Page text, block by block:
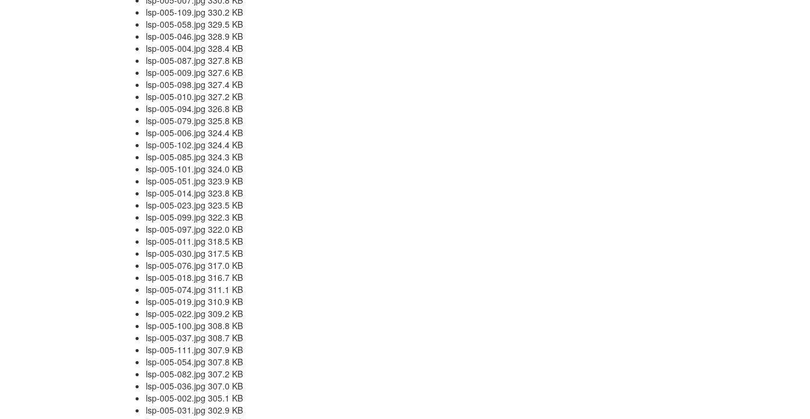
lsp-005-109.jpg 330.2 KB
lsp-005-058.jpg 329.5 KB
lsp-005-046.jpg 328.9 KB
lsp-005-004.jpg 328.4 KB
lsp-005-087.jpg 327.8 KB
lsp-005-009.jpg 327.6 KB
lsp-005-098.jpg 327.4 KB
lsp-005-010.jpg 327.2 KB
lsp-005-094.jpg 326.8 KB
lsp-005-079.jpg 325.8 KB
lsp-005-006.jpg 324.4 KB
lsp-005-102.jpg 324.4 KB
lsp-005-085.jpg 324.3 KB
lsp-005-101.jpg 324.0 KB
lsp-005-051.jpg 323.9 KB
lsp-005-014.jpg 323.8 KB
lsp-005-023.jpg 323.5 KB
lsp-005-099.jpg 322.3 KB
lsp-005-097.jpg 322.0 KB
lsp-005-011.jpg 318.5 KB
lsp-005-030.jpg 317.5 KB
lsp-005-076.jpg 317.0 KB
lsp-005-018.jpg 316.7 KB
lsp-005-074.jpg 311.1 KB
lsp-005-019.jpg 310.9 KB
lsp-005-022.jpg 309.2 KB
lsp-005-100.jpg 308.8 KB
lsp-005-037.jpg 308.7 KB
lsp-005-111.jpg 307.9 KB
lsp-005-054.jpg 307.8 KB
lsp-005-082.jpg 307.2 KB
lsp-005-036.jpg 307.0 KB
lsp-005-002.jpg 305.1 KB
lsp-005-031.jpg 302.9 KB